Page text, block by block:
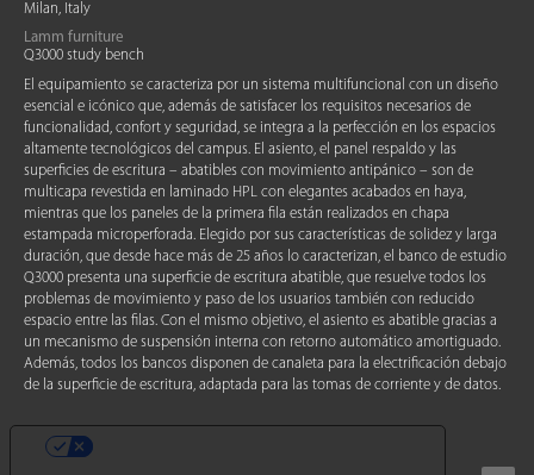
Milan, Italy
Lamm furniture
Q3000 study bench
El equipamiento se caracteriza por un sistema multifuncional con un diseño
esencial e icónico que, además de satisfacer los requisitos necesarios de
funcionalidad, confort y seguridad, se integra a la perfección en los espacios
altamente tecnológicos del campus. El asiento, el panel respaldo y las
superficies de escritura – abatibles con movimiento antipánico – son de
multicapa revestida en laminado HPL con elegantes acabados en haya,
mientras que los paneles de la primera fila están realizados en chapa
estampada microperforada. Elegido por sus características de solidez y larga
duración, que desde hace más de 25 años lo caracterizan, el banco de estudio
Q3000 presenta una superficie de escritura abatible, que resuelve todos los
problemas de movimiento y paso de los usuarios también con reducido
espacio entre las filas. Con el mismo objetivo, el asiento es abatible gracias a
un mecanismo de suspensión interna con retorno automático amortiguado.
Además, todos los bancos disponen de canaleta para la electrificación debajo
de la superficie de escritura, adaptada para las tomas de corriente y de datos.
SUS OPCIONES DE PRIVACIDAD